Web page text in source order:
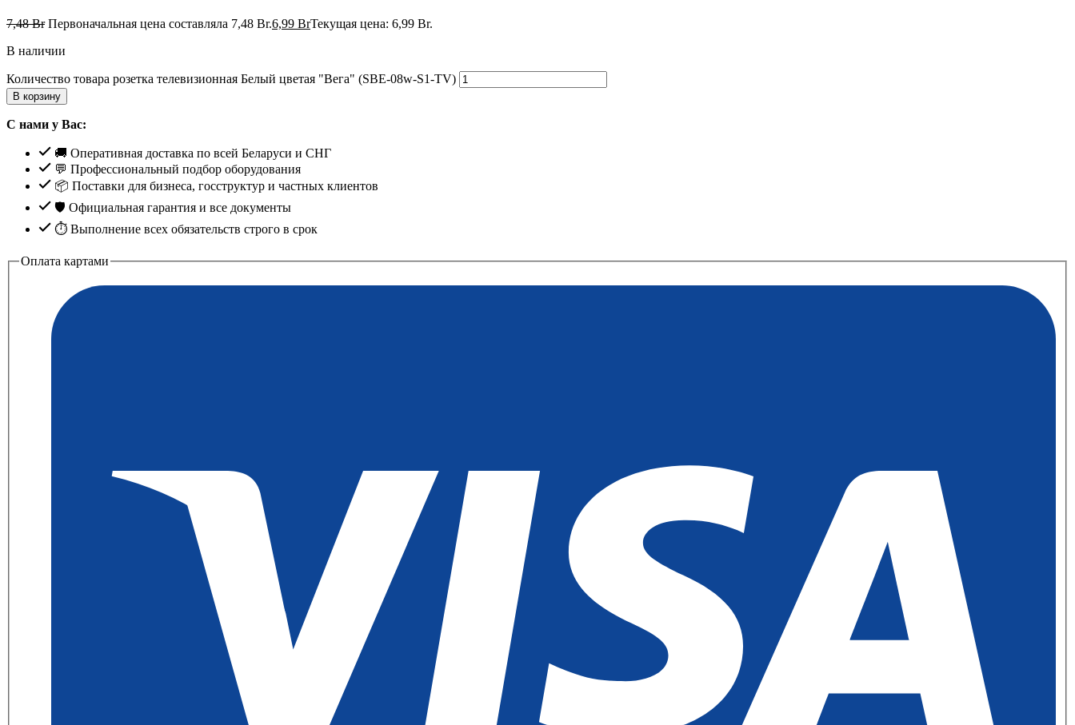
7,48Br Первоначальная цена составляла 7,48 Br.6,99 BrТекущая цена: 6,99 Br.
В наличии
Количество товара розетка телевизионная Белый цветая "Вега" (SBE-08w-S1-TV)
В корзину
С нами у Вас:
🚚 Оперативная доставка по всей Беларуси и СНГ
💬 Профессиональный подбор оборудования
📦 Поставки для бизнеса, госструктур и частных клиентов
🛡️ Официальная гарантия и все документы
⏱ Выполнение всех обязательств строго в срок
Оплата картами